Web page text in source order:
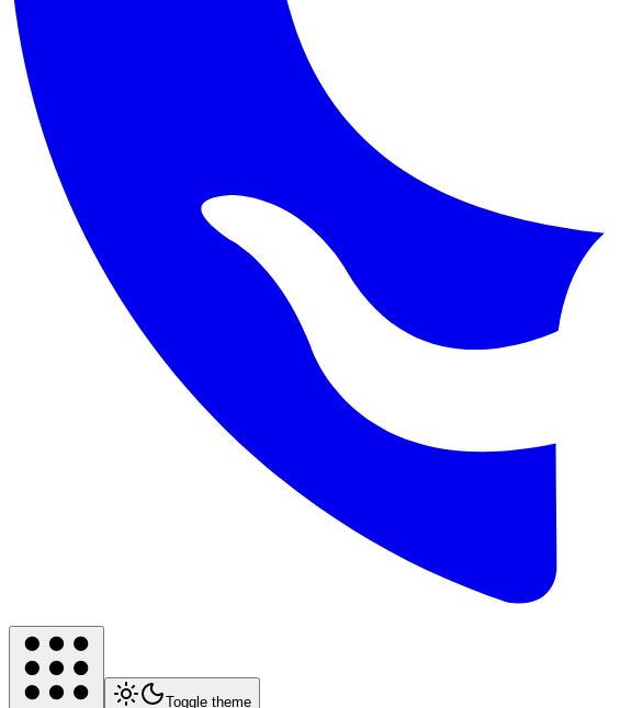
Toggle theme